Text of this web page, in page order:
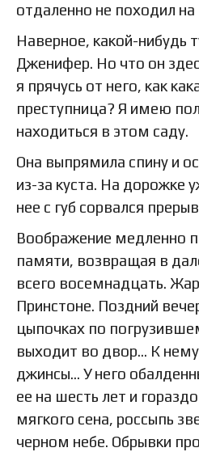
отдаленно не походил на
Наверное, какой-нибудь
Дженифер. Но что он
я прячусь от него, как
преступница? Я имею
находиться в этом саду.
Она выпрямила спину и
из-за куста. На дорожке
нее с губ сорвался
Воображение медленно
памяти, возвращая в
всего восемнадцать.
Принстоне. Поздний
цыпочках по
выходит во двор… К
джинсы… У него
ее на шесть лет и
мягкого сена, россыпь
черном небе. Обрывки